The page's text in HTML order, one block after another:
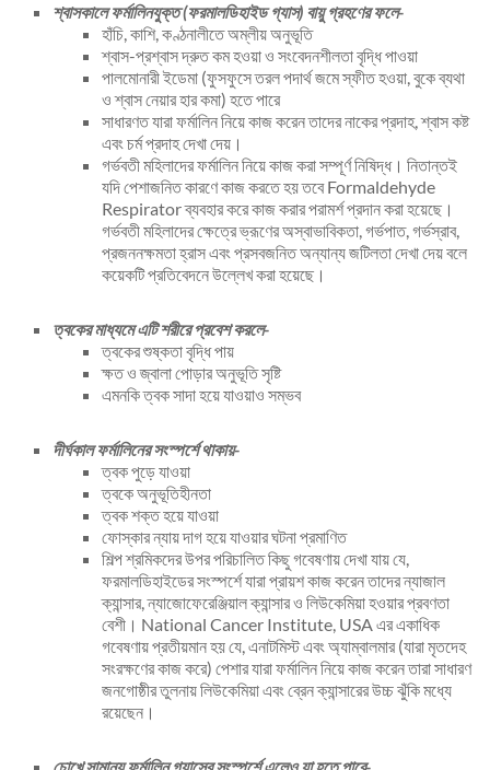
শ্বাসকালে ফর্মালিনযুক্ত (ফরমালডিহাইড গ্যাস) বায়ু গ্রহণের ফলে-
হাঁচি, কাশি, কণ্ঠনালীতে অম্লীয় অনুভূতি
শ্বাস-প্রশ্বাস দ্রুত কম হওয়া ও সংবেদনশীলতা বৃদ্ধি পাওয়া
পালমোনারী ইডেমা (ফুসফুসে তরল পদার্থ জমে স্ফীত হওয়া, বুকে ব্যথা
ও শ্বাস নেয়ার হার কমা) হতে পারে
সাধারণত যারা ফর্মালিন নিয়ে কাজ করেন তাদের নাকের প্রদাহ, শ্বাস কষ্ট
এবং চর্ম প্রদাহ দেখা দেয়।
গর্ভবতী মহিলাদের ফর্মালিন নিয়ে কাজ করা সম্পূর্ণ নিষিদ্ধ। নিতান্তই
যদি পেশাজনিত কারণে কাজ করতে হয় তবে Formaldehyde
Respirator ব্যবহার করে কাজ করার পরামর্শ প্রদান করা হয়েছে।
গর্ভবতী মহিলাদের ক্ষেত্রে ভ্রূণের অস্বাভাবিকতা, গর্ভপাত, গর্ভস্রাব,
প্রজননক্ষমতা হ্রাস এবং প্রসবজনিত অন্যান্য জটিলতা দেখা দেয় বলে
কয়েকটি প্রতিবেদনে উল্লেখ করা হয়েছে।
ত্বকের মাধ্যমে এটি শরীরে প্রবেশ করলে-
ত্বকের শুষ্কতা বৃদ্ধি পায়
ক্ষত ও জ্বালা পোড়ার অনুভূতি সৃষ্টি
এমনকি ত্বক সাদা হয়ে যাওয়াও সম্ভব
দীর্ঘকাল ফর্মালিনের সংস্পর্শে থাকায়-
ত্বক পুড়ে যাওয়া
ত্বকে অনুভূতিহীনতা
ত্বক শক্ত হয়ে যাওয়া
ফোস্কার ন্যায় দাগ হয়ে যাওয়ার ঘটনা প্রমাণিত
শিল্প শ্রমিকদের উপর পরিচালিত কিছু গবেষণায় দেখা যায় যে,
ফরমালডিহাইডের সংস্পর্শে যারা প্রায়শ কাজ করেন তাদের ন্যাজাল
ক্যান্সার, ন্যাজোফেরেঞ্জিয়াল ক্যান্সার ও লিউকেমিয়া হওয়ার প্রবণতা
বেশী। National Cancer Institute, USA এর একাধিক
গবেষণায় প্রতীয়মান হয় যে, এনাটমিস্ট এবং অ্যাম্বালমার (যারা মৃতদেহ
সংরক্ষণের কাজ করে) পেশার যারা ফর্মালিন নিয়ে কাজ করেন তারা সাধারণ
জনগোষ্ঠীর তুলনায় লিউকেমিয়া এবং ব্রেন ক্যান্সারের উচ্চ ঝুঁকি মধ্যে
রয়েছেন।